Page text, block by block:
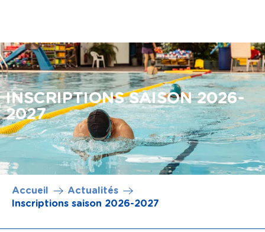
Aller au
contenu
principal
INSCRIPTIONS SAISON 2026-
2027
Accueil
Actualités
Inscriptions saison 2026-2027